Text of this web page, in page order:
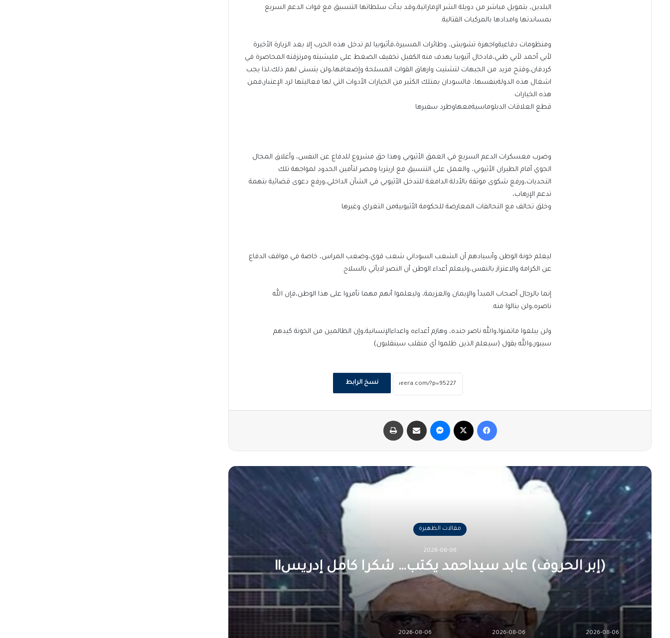
البلدين، بتمويل مباشر من دويلة الشر الإماراتية،وقد بدأت سلطاتها التنسيق مع قوات الدعم السريع
بمساندتها وامدادها بالمركبات القتالية.
ومنظومات دفاعيةواجهزة تشويش، وطائرات المسيرة،فأثيوبيا لم تدخل هذه الحرب إلا بعد الزيارة الأخيرة
لأبي أحمد لأبي ظبي،فادخال أثيوبيا يهدف منه الكفيل تخفيف الضغط على مليشيته ومرتزقته المحاصرة في
كردفان،وفتح مزيد من الجبهات لتشتيت وارهاق القوات المسلحة وإضعافها،ولن يتسنى لهم ذلك،لذا يجب
اشغال هذه الدولةبنفسها، فالسودان يمتلك الكثير من الخيارات الأدوات التي لها فعاليتها لرد الإعتبار،فمن
هذه الخيارات
قطع العلاقات الدبلوماسيةمعهاوطرد سفيرها
وضرب معسكرات الدعم السريع في العمق الأثيوبي وهذا حق مشروع للدفاع عن النفس، وأغلاق المجال
الجوي أمام الطيران الأثيوبي، والعمل على التنسيق مع اريتريا ومصر لتأمين الحدود لمواجهة تلك
التحديات،ورفع شكوى موثقة بالأدلة الدامغة للتدخل الأثيوبي في الشأن الداخلي،ورفع دعوى قضائية بتهمة
تدعم الإرهاب،
وخلق تحالف مع التحالفات المعارضة للحكومة الأثيوبيةمن التغراي وغيرها
ليعلم خونة الوطن وأسيادهم أن الشعب السوداني شعب قوي،وصعب المراس، خاصة في مواقف الدفاع
عن الكرامة والاعتزاز بالنفس،وليعلم أعداء الوطن أن النصر لايأتي بالسلاح.
إنما بالرجال أصحاب المبدأ والإيمان والعزيمة، وليعلموا أنهم مهما تأمروا على هذا الوطن،فإن الله
ناصره،ولن ينالوا منه.
ولن يبلغوا ماتمنوا،والله ناصر جنده، وهازم أعداءه واعداءالإنسانية،وإن الظالمين من الخونة كيدهم
سيبور،والله يقول (سيعلم الذين ظلموا أي منقلب سينقلبون).
نسخ الرابط
فيسبوك ماسنجر مشاركة عبر البريد
مقالات الظهيرة
2026-08-06
(إبر الحروف) عابد سيداحمد يكتب… شكرا كامل إدريس!!
2026-08-06
2026-08-06
2026-08-06